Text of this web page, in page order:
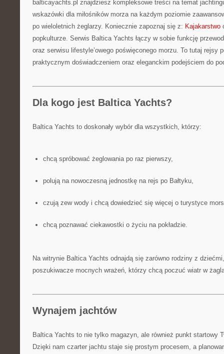
balticayachts.pl znajdziesz kompleksowe treści na temat
wskazówki dla miłośników morza na każdym poziomie
po wieloletnich żeglarzy. Koniecznie zapoznaj się z: Kajakarstwo
popkulturze. Serwis Baltica Yachts łączy w sobie funkcję
oraz serwisu lifestyle’owego poświęconego morzu. To tutaj rejsy
praktycznym doświadczeniem oraz eleganckim podejściem do
Dla kogo jest Baltica Yachts?
Baltica Yachts to doskonały wybór dla wszystkich, którzy:
chcą spróbować żeglowania po raz pierwszy,
polują na nowoczesną jednostkę na rejs po Bałtyku,
czują zew wody i chcą dowiedzieć się więcej o turystyce
chcą poznawać ciekawostki o życiu na pokładzie.
Na witrynie Baltica Yachts odnajdą się zarówno rodziny z
poszukiwacze mocnych wrażeń, którzy chcą poczuć wiatr w
Wynajem jachtów
Baltica Yachts to nie tylko magazyn, ale również punkt startowy
Dzięki nam czarter jachtu staje się prostym procesem, a